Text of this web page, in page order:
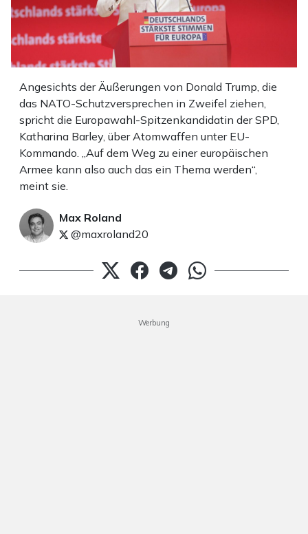
Angesichts der Äußerungen von Donald Trump, die
das NATO-Schutzversprechen in Zweifel ziehen,
spricht die Europawahl-Spitzenkandidatin der SPD,
Katharina Barley, über Atomwaffen unter EU-
Kommando. „Auf dem Weg zu einer europäischen
Armee kann also auch das ein Thema werden“,
meint sie.
Max Roland
@maxroland20
Werbung